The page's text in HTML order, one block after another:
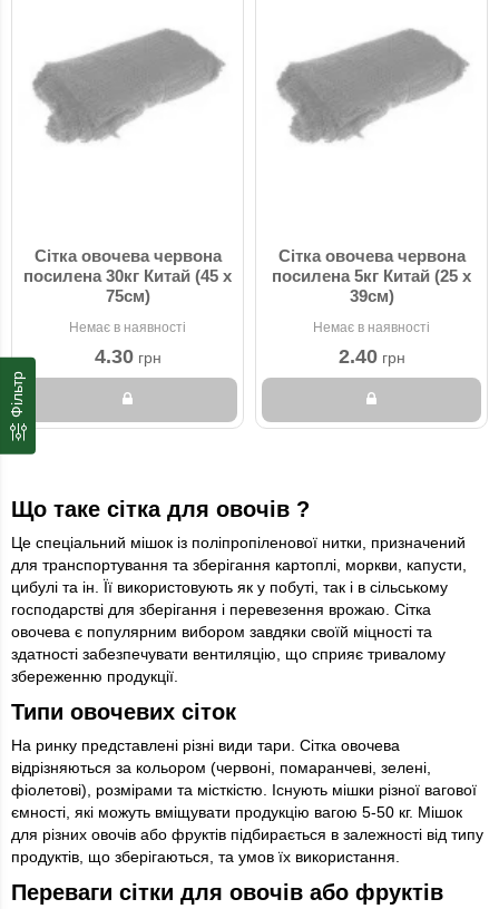
Фільтр
Сітка овочева червона
посилена 30кг Китай (45 x
75см)
Немає в наявності
4.30грн
Сітка овочева червона
посилена 5кг Китай (25 x
39см)
Немає в наявності
2.40грн
Що таке сітка для овочів ?
Це спеціальний мішок із поліпропіленової нитки, призначений
для транспортування та зберігання картоплі, моркви, капусти,
цибулі та ін. Її використовують як у побуті, так і в сільському
господарстві для зберігання і перевезення врожаю. Сітка
овочева є популярним вибором завдяки своїй міцності та
здатності забезпечувати вентиляцію, що сприяє тривалому
збереженню продукції.
Типи овочевих сіток
На ринку представлені різні види тари. Сітка овочева
відрізняються за кольором (червоні, помаранчеві, зелені,
фіолетові), розмірами та місткістю. Існують мішки різної вагової
ємності, які можуть вміщувати продукцію вагою 5-50 кг. Мішок
для різних овочів або фруктів підбирається в залежності від типу
продуктів, що зберігаються, та умов їх використання.
Переваги сітки для овочів або фруктів